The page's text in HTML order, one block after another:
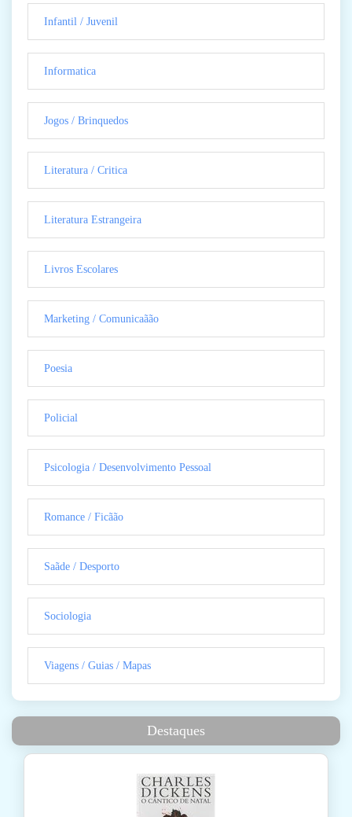
Infantil / Juvenil
Informatica
Jogos / Brinquedos
Literatura / Critica
Literatura Estrangeira
Livros Escolares
Marketing / Comunicaãão
Poesia
Policial
Psicologia / Desenvolvimento Pessoal
Romance / Ficãão
Saãde / Desporto
Sociologia
Viagens / Guias / Mapas
Destaques